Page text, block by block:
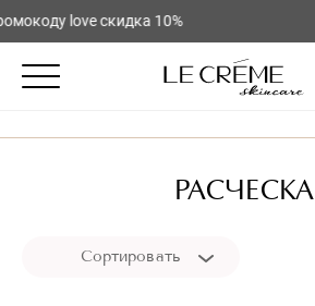
love скидка 10%
РАСЧЕСКА
Сортировать